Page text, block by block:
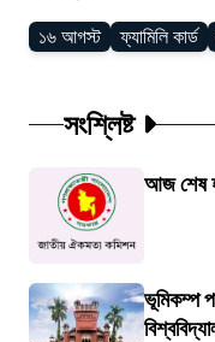
১৬ আগস্ট ফ্যামিলি কার্ড
সংশ্লিষ্ট
আজ শেষ
ভূমিকম্প